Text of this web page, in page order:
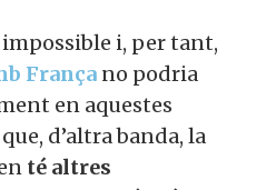
de manera que
sobrant suficient per
i, per tant,
Françano podria